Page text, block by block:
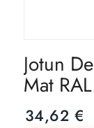
Jotun
Mat
34,62 €